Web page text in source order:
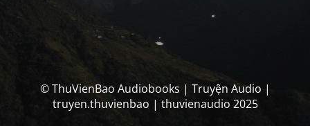
© ThuVienBao Audiobooks | Truyện Audio |
truyen.thuvienbao | thuvienaudio 2025